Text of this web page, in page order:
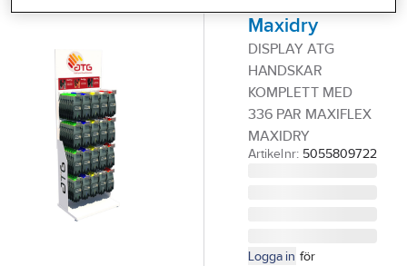
Maxidry
DISPLAY ATG
HANDSKAR
KOMPLETT MED
336 PAR MAXIFLEX
MAXIDRY
Artikelnr: 5055809722
Logga in för